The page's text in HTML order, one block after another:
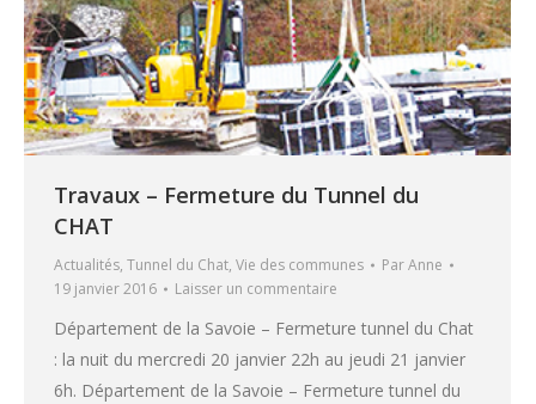
Travaux – Fermeture du Tunnel du
CHAT
Actualités, Tunnel du Chat, Vie des communes ParAnne
19 janvier 2016
Laisser un commentaire
Département de la Savoie – Fermeture tunnel du Chat
: la nuit du mercredi 20 janvier 22h au jeudi 21 janvier
6h. Département de la Savoie – Fermeture tunnel du